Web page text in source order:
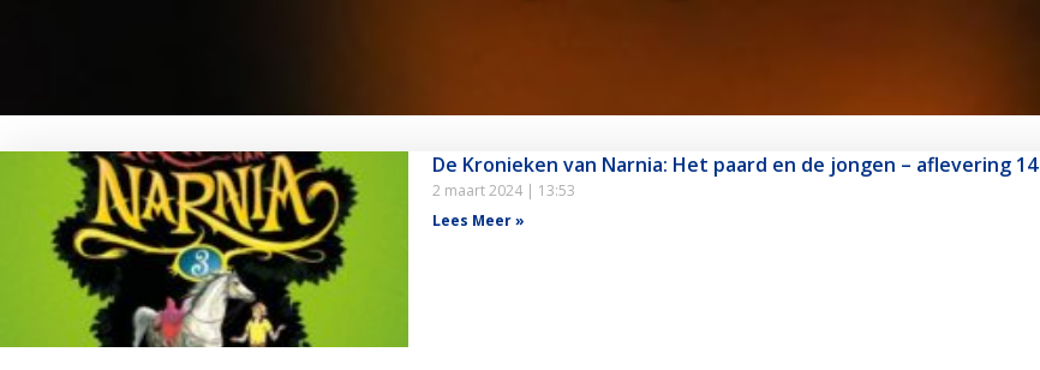
De Kronieken van Narnia: Het paard en de jongen – aflevering 14
2 maart 2024
13:53
Lees Meer »